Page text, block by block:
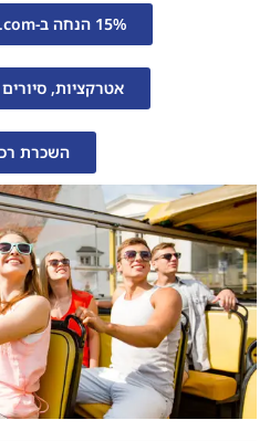
15% הנחה ב-Booking.com
אטרקציות,
השכרת